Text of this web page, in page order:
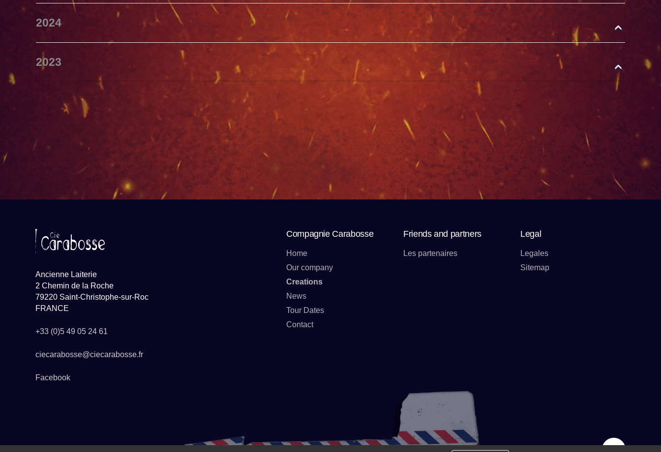
2024
2023
Ancienne Laiterie
2 Chemin de la Roche
79220 Saint-Christophe-sur-Roc
FRANCE
+33 (0)5 49 05 24 61
ciecarabosse@ciecarabosse.fr
Facebook
Compagnie Carabosse
Home
Our company
Creations
News
Tour Dates
Contact
Friends and partners
Les partenaires
Legal
Legales
Sitemap